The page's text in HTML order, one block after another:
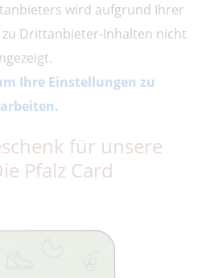
wird aufgrund Ihrer
Drittanbieter-Inhalten nicht
Ihre Einstellungen zu
für unsere
Pfalz Card